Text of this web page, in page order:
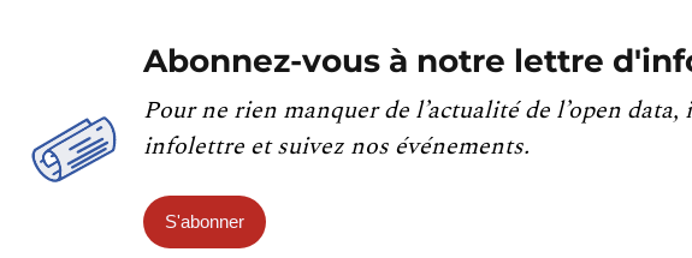
Abonnez-vous à notre lettre
Pour ne rien manquer de l’actualité de l’open
infolettre et suivez nos événements.
S'abonner